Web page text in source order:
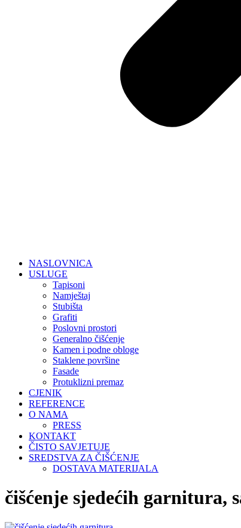
NASLOVNICA
USLUGE
Tapisoni
Namještaj
Stubišta
Grafiti
Poslovni prostori
Generalno čišćenje
Kamen i podne obloge
Staklene površine
Fasade
Protuklizni premaz
CJENIK
REFERENCE
O NAMA
PRESS
KONTAKT
ČISTO SAVJETUJE
SREDSTVA ZA ČIŠĆENJE
DOSTAVA MATERIJALA
čišćenje sjedećih garnitura,